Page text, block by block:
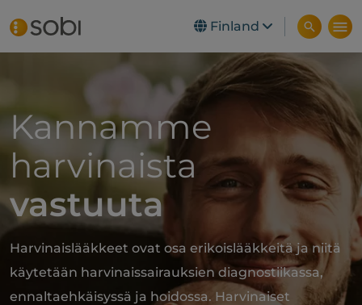
Skip to main content
Finland
Kannamme
harvinaista
vastuuta
Harvinaislääkkeet ovat osa erikoislääkkeitä ja niitä
käytetään harvinaissairauksien diagnostiikassa,
ennaltaehkäisyssä ja hoidossa. Harvinaiset